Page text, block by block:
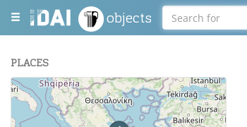
objects
PLACES
+
−